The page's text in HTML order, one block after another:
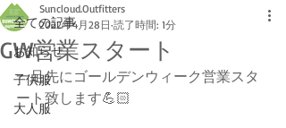
全ての記事
お知らせ
子供服
大人服
GW営業スタート
Suncloud.Outfitters
2022年4月28日 読了時間: 1分
一足先にゴールデンウィーク営業スタ
ート致します💪🏻